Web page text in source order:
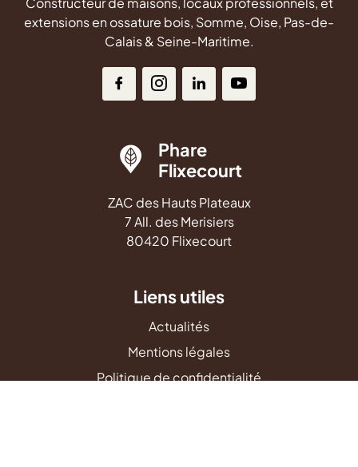
extensions en ossature bois, Somme, Oise, Pas-de-
Calais & Seine-Maritime.
Phare
Flixecourt
ZAC des Hauts Plateaux
7 All. des Merisiers
80420 Flixecourt
Liens utiles
Actualités
Mentions légales
Politique de confidentialité